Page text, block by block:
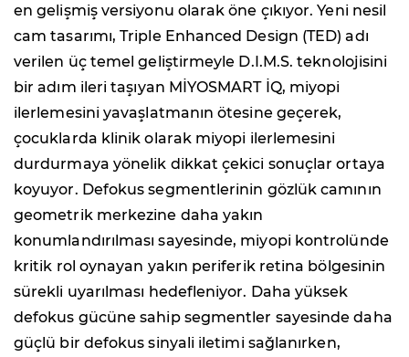
en gelişmiş versiyonu olarak öne çıkıyor. Yeni nesil
cam tasarımı, Triple Enhanced Design (TED) adı
verilen üç temel geliştirmeyle D.I.M.S. teknolojisini
bir adım ileri taşıyan MİYOSMART İQ, miyopi
ilerlemesini yavaşlatmanın ötesine geçerek,
çocuklarda klinik olarak miyopi ilerlemesini
durdurmaya yönelik dikkat çekici sonuçlar ortaya
koyuyor. Defokus segmentlerinin gözlük camının
geometrik merkezine daha yakın
konumlandırılması sayesinde, miyopi kontrolünde
kritik rol oynayan yakın periferik retina bölgesinin
sürekli uyarılması hedefleniyor. Daha yüksek
defokus gücüne sahip segmentler sayesinde daha
güçlü bir defokus sinyali iletimi sağlanırken,